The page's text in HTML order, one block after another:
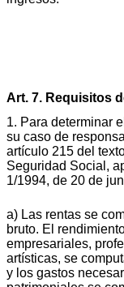
Art. 7. Requisitos
1. Para determinar
su caso de
artículo 215 del
Seguridad Social,
1/1994, de 20 de
a) Las rentas se
bruto. El
empresariales,
artísticas, se
y los gastos